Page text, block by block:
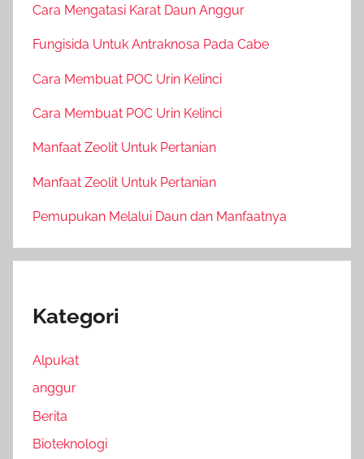
Cara Mengatasi Karat Daun Anggur
Fungisida Untuk Antraknosa Pada Cabe
Cara Membuat POC Urin Kelinci
Cara Membuat POC Urin Kelinci
Manfaat Zeolit Untuk Pertanian
Manfaat Zeolit Untuk Pertanian
Pemupukan Melalui Daun dan Manfaatnya
Kategori
Alpukat
anggur
Berita
Bioteknologi